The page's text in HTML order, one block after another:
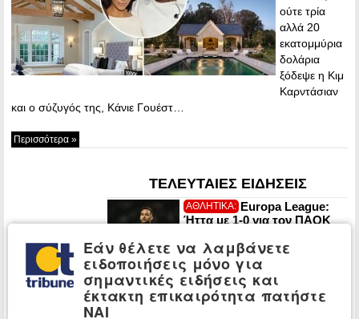
ούτε τρία
αλλά 20
εκατομμύρια
δολάρια
ξόδεψε η Κιμ
Καρντάσιαν
και ο σύζυγός της, Κάνιε Γουέστ…
Περισσότερα »
ΤΕΛΕΥΤΑΙΕΣ ΕΙΔΗΣΕΙΣ
ΑΘΛΗΤΙΚΑ: Europa League:
Ήττα με 1-0 για τον ΠΑΟΚ
Άντερλεχτ
ΚΟΣΜΟΣ: Ορμούζ: Το Ιράν
εξετάζει πρόστιμα σε
Εάν θέλετε να λαμβάνετε
ειδοποιήσεις μόνο για
σημαντικές ειδήσεις και
έκτακτη επικαιρότητα πατήστε
ΝΑΙ